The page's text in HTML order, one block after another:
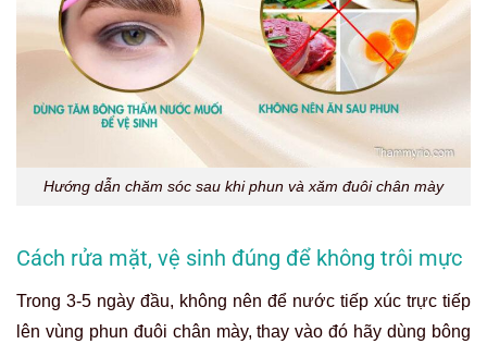
Hướng dẫn chăm sóc sau khi phun và xăm đuôi chân mày
Cách rửa mặt, vệ sinh đúng để không trôi mực
Trong 3-5 ngày đầu, không nên để nước tiếp xúc trực tiếp
lên vùng phun đuôi chân mày, thay vào đó hãy dùng bông